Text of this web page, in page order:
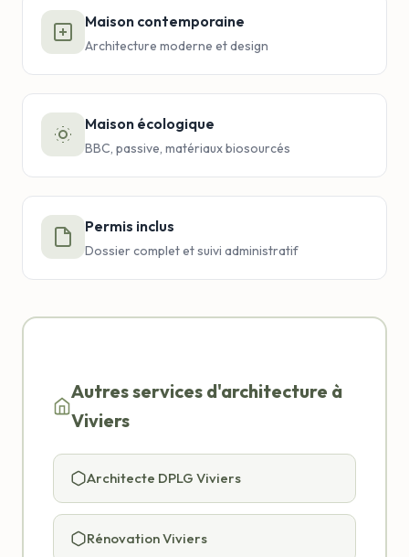
Maison contemporaine
Architecture moderne et design
Maison écologique
BBC, passive, matériaux biosourcés
Permis inclus
Dossier complet et suivi administratif
Autres services d'architecture à
Viviers
Architecte DPLG Viviers
Rénovation Viviers